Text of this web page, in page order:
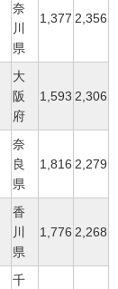
奈
川
県
1,377 2,356
大
阪
府
1,593 2,306
奈
良
県
1,816 2,279
香
川
県
1,776 2,268
千